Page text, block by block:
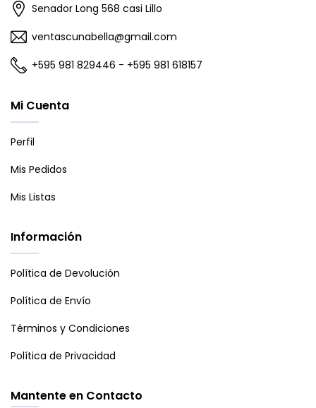
Senador Long 568 casi Lillo
ventascunabella@gmail.com
+595 981 829446 - +595 981 618157
Mi Cuenta
Perfil
Mis Pedidos
Mis Listas
Información
Política de Devolución
Política de Envío
Términos y Condiciones
Política de Privacidad
Mantente en Contacto